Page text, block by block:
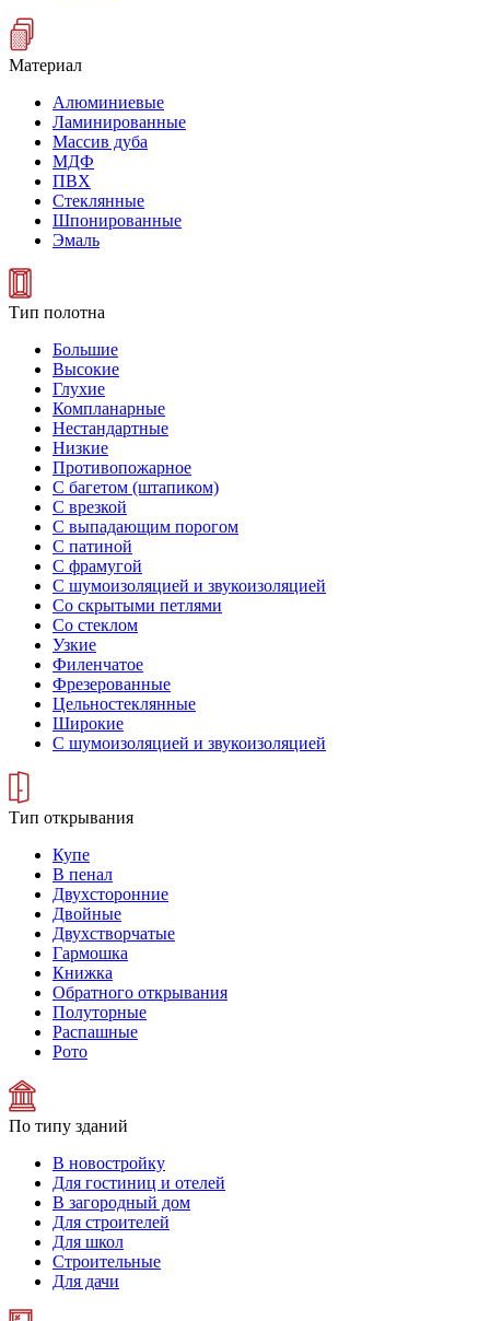
Материал
Алюминиевые
Ламинированные
Массив дуба
МДФ
ПВХ
Стеклянные
Шпонированные
Эмаль
Тип полотна
Большие
Высокие
Глухие
Компланарные
Нестандартные
Низкие
Противопожарное
С багетом (штапиком)
С врезкой
С выпадающим порогом
С патиной
С фрамугой
С шумоизоляцией и звукоизоляцией
Со скрытыми петлями
Со стеклом
Узкие
Филенчатое
Фрезерованные
Цельностеклянные
Широкие
С шумоизоляцией и звукоизоляцией
Тип открывания
Купе
В пенал
Двухсторонние
Двойные
Двухстворчатые
Гармошка
Книжка
Обратного открывания
Полуторные
Распашные
Рото
По типу зданий
В новостройку
Для гостиниц и отелей
В загородный дом
Для строителей
Для школ
Строительные
Для дачи